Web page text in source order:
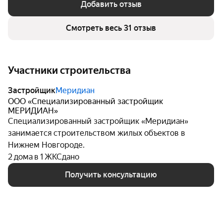
рынке более 19 лет. Компания имеет опыт в
автомобильных дорог и автомагистралей, а также в
можете быть уверены в качестве и надёжности
Добавить отзыв
Смотреть весь 31 отзыв
Участники строительства
ЗастройщикМеридиан
ООО «Специализированный застройщик
МЕРИДИАН»
Специализированный застройщик «Меридиан»
занимается строительством жилых объектов в
Нижнем Новгороде.
2 дома в 1 ЖКСдано
Получить консультацию